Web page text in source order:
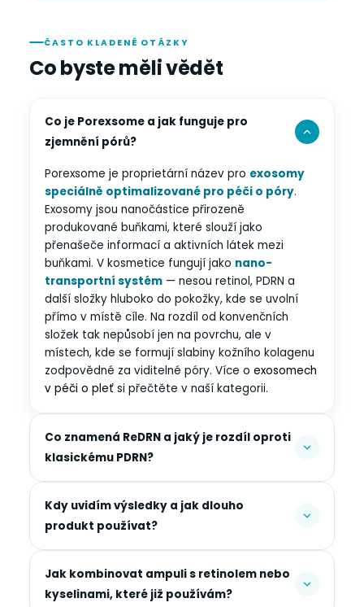
ČASTO KLADENÉ OTÁZKY
Co byste měli vědět
Co je Porexsome a jak funguje pro
zjemnění pórů?
Porexsome je proprietární název pro exosomy
speciálně optimalizované pro péči o póry.
Exosomy jsou nanočástice přirozeně
produkované buňkami, které slouží jako
přenašeče informací a aktivních látek mezi
buňkami. V kosmetice fungují jako nano-
transportní systém — nesou retinol, PDRN a
další složky hluboko do pokožky, kde se uvolní
přímo v místě cíle. Na rozdíl od konvenčních
složek tak nepůsobí jen na povrchu, ale v
místech, kde se formují slabiny kožního kolagenu
zodpovědné za viditelné póry. Více o exosomech
v péči o pleť si přečtěte v naší kategorii.
Co znamená ReDRN a jaký je rozdíl oproti
klasickému PDRN?
Kdy uvidím výsledky a jak dlouho
produkt používat?
Jak kombinovat ampuli s retinolem nebo
kyselinami, které již používám?